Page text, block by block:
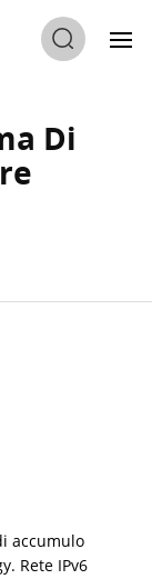
Solare
accumulo
Rete IPv6